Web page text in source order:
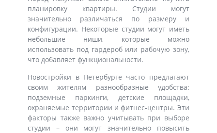
планировку квартиры. Студии могут
значительно различаться по размеру и
конфигурации. Некоторые студии могут иметь
небольшие ниши, которые можно
использовать под гардероб или рабочую зону,
что добавляет функциональности.
Новостройки в Петербурге часто предлагают
своим жителям разнообразные удобства:
подземные паркинги, детские площадки,
охраняемые территории и фитнес-центры. Эти
факторы также важно учитывать при выборе
студии – они могут значительно повысить